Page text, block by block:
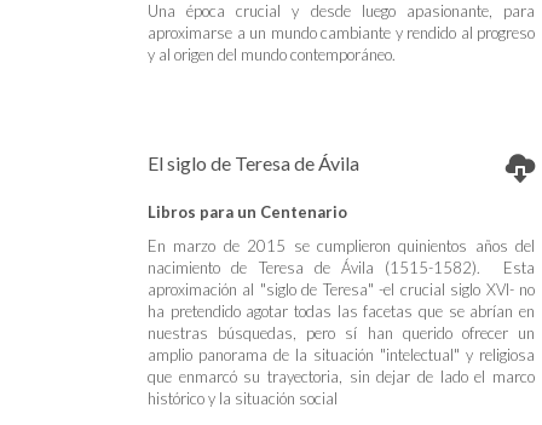
Una época crucial y desde luego apasionante, para
aproximarse a un mundo cambiante y rendido al progreso
y al origen del mundo contemporáneo.
El siglo de Teresa de Ávila
Libros para un Centenario
En marzo de 2015 se cumplieron quinientos años del
nacimiento de Teresa de Ávila (1515-1582). Esta
aproximación al "siglo de Teresa" -el crucial siglo XVI- no
ha pretendido agotar todas las facetas que se abrían en
nuestras búsquedas, pero sí han querido ofrecer un
amplio panorama de la situación "intelectual" y religiosa
que enmarcó su trayectoria, sin dejar de lado el marco
histórico y la situación social